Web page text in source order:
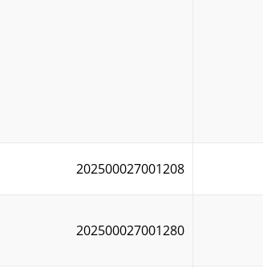
202500027001208
202500027001280